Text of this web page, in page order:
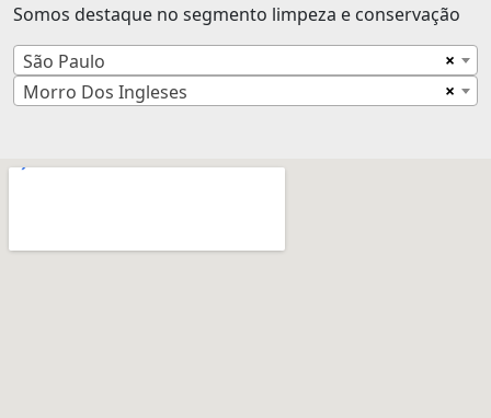
Somos destaque no segmento limpeza e conservação
×
São Paulo
×
Morro Dos Ingleses